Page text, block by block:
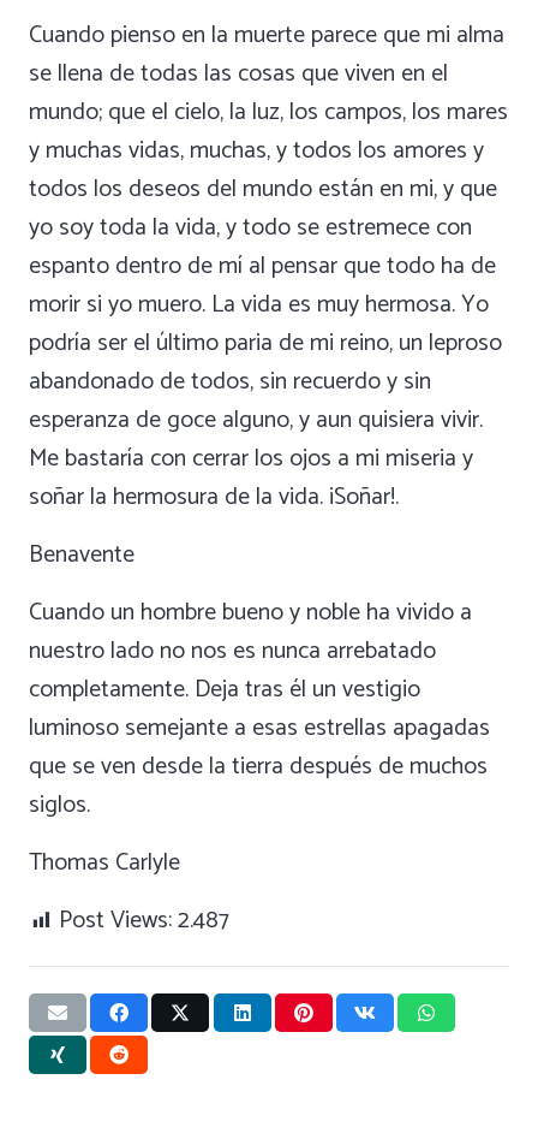
Cuando pienso en la muerte parece que mi alma
se llena de todas las cosas que viven en el
mundo; que el cielo, la luz, los campos, los mares
y muchas vidas, muchas, y todos los amores y
todos los deseos del mundo están en mi, y que
yo soy toda la vida, y todo se estremece con
espanto dentro de mí al pensar que todo ha de
morir si yo muero. La vida es muy hermosa. Yo
podría ser el último paria de mi reino, un leproso
abandonado de todos, sin recuerdo y sin
esperanza de goce alguno, y aun quisiera vivir.
Me bastaría con cerrar los ojos a mi miseria y
soñar la hermosura de la vida. ¡Soñar!.
Benavente
Cuando un hombre bueno y noble ha vivido a
nuestro lado no nos es nunca arrebatado
completamente. Deja tras él un vestigio
luminoso semejante a esas estrellas apagadas
que se ven desde la tierra después de muchos
siglos.
Thomas Carlyle
Post Views:2.487